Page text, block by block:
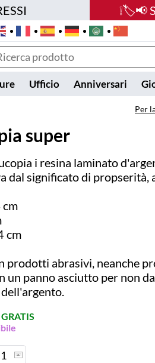
❕🏷️📢
Ufficio Anniversari
Per
super
i resina laminato
dal significato di propserità,
cm
cm
prodotti abrasivi, neanche
un panno asciutto per non
1